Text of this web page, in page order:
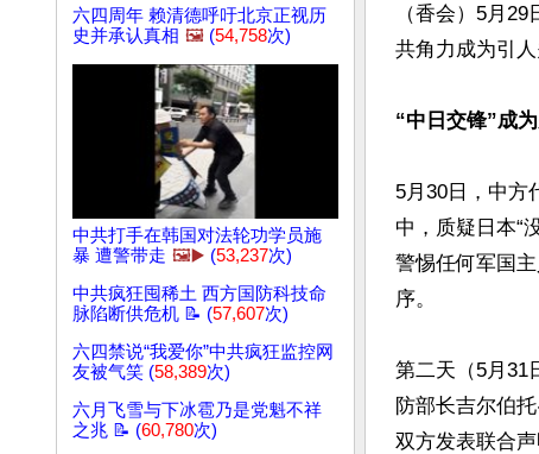
六四周年 赖清德呼吁北京正视历
史并承认真相 🖼️ (54,758次)
中共打手在韩国对法轮功学员施
暴 遭警带走 🖼️▶️ (53,237次)
中共疯狂囤稀土 西方国防科技命
脉陷断供危机 📝 (57,607次)
六四禁说“我爱你”中共疯狂监控网
友被气笑 (58,389次)
六月飞雪与下冰雹乃是党魁不祥
之兆 📝 (60,780次)
（香会）5月
共角力成为引人
“中日交锋”成
5月30日，中方
中，质疑日本“
警惕任何军国
序。
第二天（5月31
防部长吉尔伯
双方发表联合声